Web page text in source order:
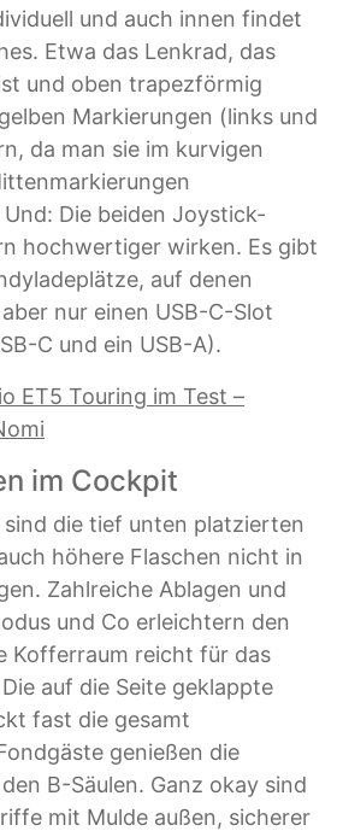
und auch innen findet
Etwa das Lenkrad, das
und oben trapezförmig
Markierungen (links und
da man sie im kurvigen
Die beiden Joystick-
hochwertiger wirken. Es gibt
auf denen
nur einen USB-C-Slot
C und ein USB-A).
ET5 Touring im Test –
im Cockpit
die tief unten platzierten
höhere Flaschen nicht in
Zahlreiche Ablagen und
und Co erleichtern den
Kofferraum reicht für das
auf die Seite geklappte
fast die gesamt
genießen die
B-Säulen. Ganz okay sind
mit Mulde außen, sicherer